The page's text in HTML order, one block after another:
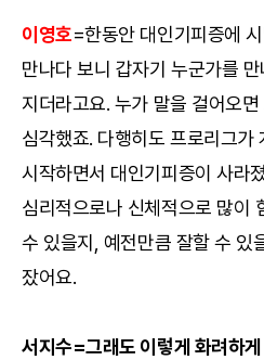
이영호=한동안 대인기피증에
만나다 보니 갑자기 누군가를
지더라고요. 누가 말을 걸어오
심각했죠. 다행히도 프로리그가
시작하면서 대인기피증이 사라
심리적으로나 신체적으로 많이
수 있을지, 예전만큼 잘할 수 있
잤어요.
서지수=그래도 이렇게 화려하